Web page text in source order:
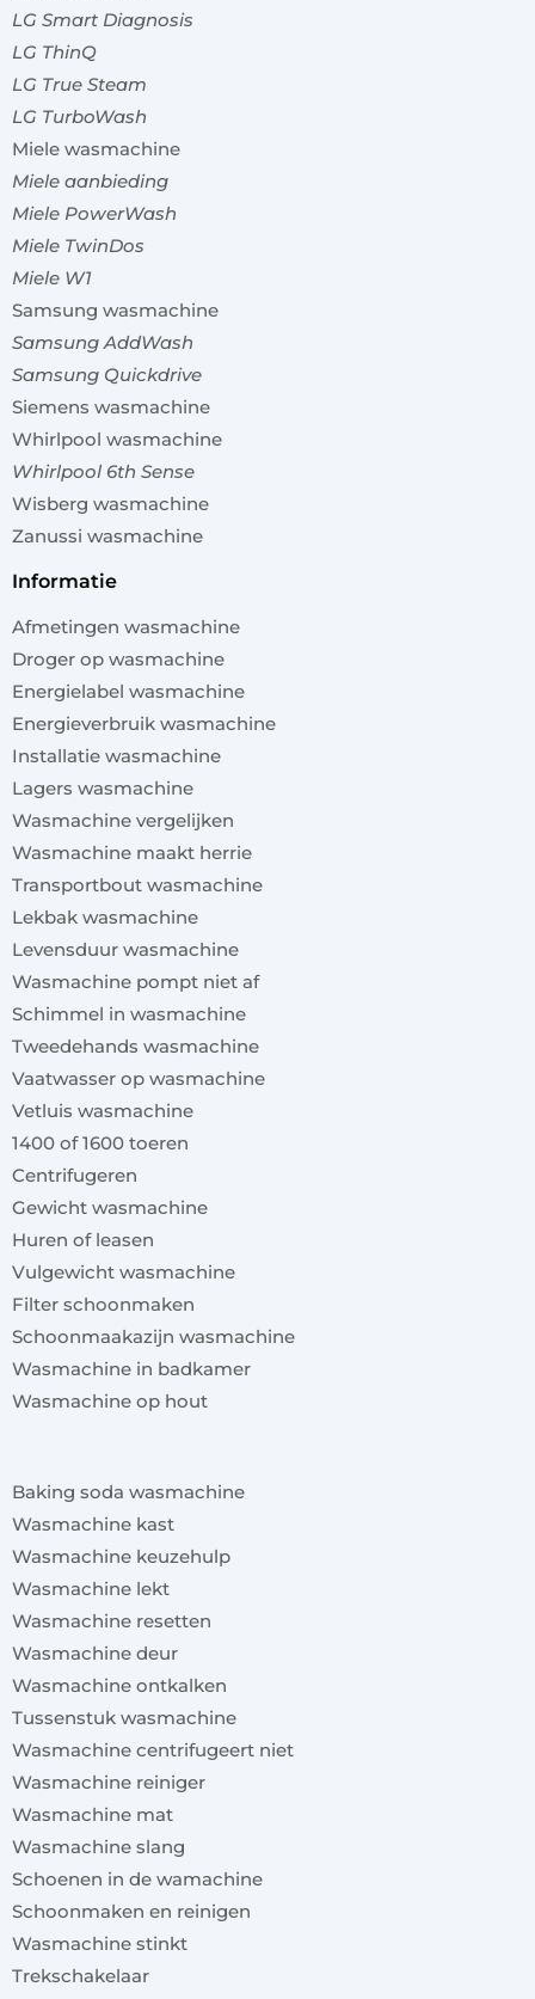
LG Smart Diagnosis
LG ThinQ
LG True Steam
LG TurboWash
Miele wasmachine
Miele aanbieding
Miele PowerWash
Miele TwinDos
Miele W1
Samsung wasmachine
Samsung AddWash
Samsung Quickdrive
Siemens wasmachine
Whirlpool wasmachine
Whirlpool 6th Sense
Wisberg wasmachine
Zanussi wasmachine
informatie
Afmetingen wasmachine
Droger op wasmachine
Energielabel wasmachine
Energieverbruik wasmachine
Installatie wasmachine
Lagers wasmachine
Wasmachine vergelijken
Wasmachine maakt herrie
Transportbout wasmachine
Lekbak wasmachine
Levensduur wasmachine
Wasmachine pompt niet af
Schimmel in wasmachine
Tweedehands wasmachine
Vaatwasser op wasmachine
Vetluis wasmachine
1400 of 1600 toeren
Centrifugeren
Gewicht wasmachine
Huren of leasen
Vulgewicht wasmachine
Filter schoonmaken
Schoonmaakazijn wasmachine
Wasmachine in badkamer
Wasmachine op hout
Baking soda wasmachine
Wasmachine kast
Wasmachine keuzehulp
Wasmachine lekt
Wasmachine resetten
Wasmachine deur
Wasmachine ontkalken
Tussenstuk wasmachine
Wasmachine centrifugeert niet
Wasmachine reiniger
Wasmachine mat
Wasmachine slang
Schoenen in de wamachine
Schoonmaken en reinigen
Wasmachine stinkt
Trekschakelaar